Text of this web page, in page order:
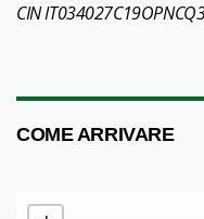
CIN
COME ARRIVARE